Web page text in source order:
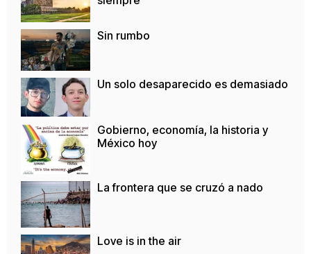
Sin rumbo
Un solo desaparecido es demasiado
Gobierno, economía, la historia y
México hoy
La frontera que se cruzó a nado
Love is in the air